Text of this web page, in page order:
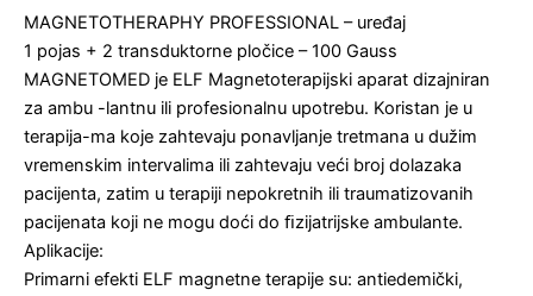
MAGNETOTHERAPHY PROFESSIONAL – uređaj
1 pojas + 2 transduktorne pločice – 100 Gauss
MAGNETOMED je ELF Magnetoterapijski aparat dizajniran
za ambu -lantnu ili profesionalnu upotrebu. Koristan je u
terapija-ma koje zahtevaju ponavljanje tretmana u dužim
vremenskim intervalima ili zahtevaju veći broj dolazaka
pacijenta, zatim u terapiji nepokretnih ili traumatizovanih
pacijenata koji ne mogu doći do ﬁzijatrijske ambulante.
Aplikacije:
Primarni efekti ELF magnetne terapije su: antiedemički,